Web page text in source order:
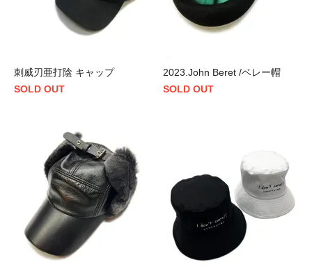
刺威刃亜打陰 キャップ
SOLD OUT
2023.John Beret /ベレー帽
SOLD OUT